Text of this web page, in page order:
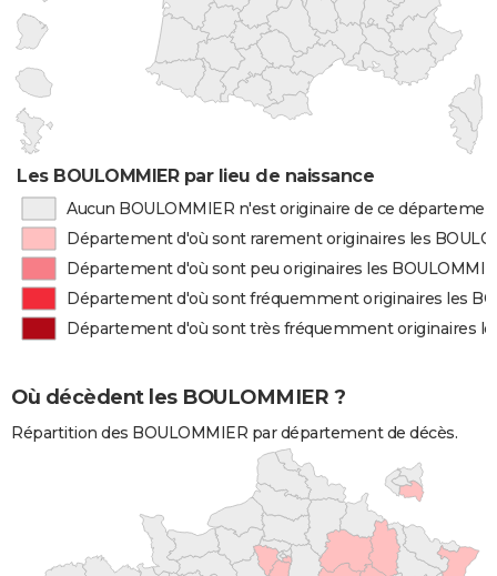
Les BOULOMMIER par lieu de naissance
Aucun BOULOMMIER n'est originaire de ce
Département d'où sont rarement originaires les
Département d'où sont peu originaires les
Département d'où sont fréquemment originaires les
Département d'où sont très fréquemment originaires
Où décèdent les BOULOMMIER ?
Répartition des BOULOMMIER par département de décès.